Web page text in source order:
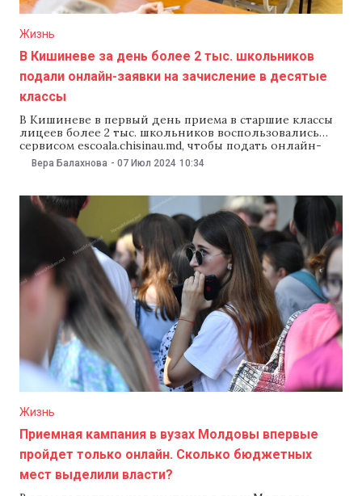
Жизнь
В Кишиневе за день более 2 тыс. школьников
подали онлайн-заявки на зачисление в десятые
классы
В Кишиневе в первый день приема в старшие классы
лицеев более 2 тыс. школьников воспользовались
сервисом escoala.chisinau.md, чтобы подать онлайн-
заявление на поступление. Об этом 7 июля сообщила
мэрия столицы. В мэрии Кишинева отметили, что
десятые классы начался 6 июля и продлится до 15
Вера Балахнова - 07 Июл 2024 10:34
Жизнь
Приемная кампания в вузах Молдовы впервые
пройдет только онлайн. Сколько бюджетных
мест выделили власти?